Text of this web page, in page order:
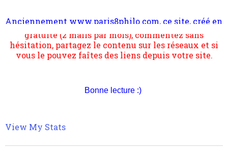
2006 lors du mouvement anti-CPE, a rendu compte de
s'occupe plus largement de rendre compte d'une
transformation dans les paradigmes philosophiques
suivant la pensée du Dehors ou du Surpli, omme la
quantique, résolvant la plupart des impasses
articles pour être apte à un plus grand nombre de
gratuite (2 mails par mois), commentez sans
hésitation, partagez le contenu sur les réseaux et si
vous le pouvez faîtes des liens depuis votre site.
Bonne lecture :)
View My Stats